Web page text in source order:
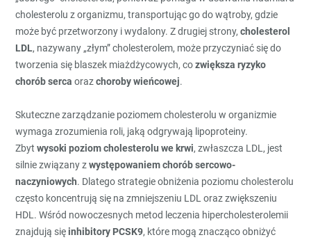
cholesterolu z organizmu, transportując go do wątroby, gdzie
może być przetworzony i wydalony. Z drugiej strony,cholesterol
LDL, nazywany „złym” cholesterolem, może przyczyniać się do
tworzenia się blaszek miażdżycowych, cozwiększa ryzyko
chorób serca orazchoroby wieńcowej.
Skuteczne zarządzanie poziomem cholesterolu w organizmie
wymaga zrozumienia roli, jaką odgrywają lipoproteiny.
Zbytwysoki poziom cholesterolu we krwi, zwłaszcza LDL, jest
silnie związany zwystępowaniem chorób sercowo-
naczyniowych. Dlatego strategie obniżenia poziomu cholesterolu
często koncentrują się na zmniejszeniu LDL oraz zwiększeniu
HDL. Wśród nowoczesnych metod leczenia hipercholesterolemii
znajdują sięinhibitory PCSK9, które mogą znacząco obniżyć